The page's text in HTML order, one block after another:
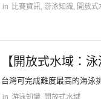
in 比賽資訊, 游泳知識, 開放式
【開放式水域：泳
台灣可完成難度最高的海泳
in 游泳知識, 開放式水域